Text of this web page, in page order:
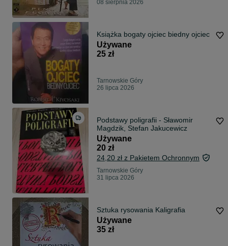
08 sierpnia 2026
Książka bogaty ojciec biedny ojciec
Używane
25 zł
Tarnowskie Góry
26 lipca 2026
Podstawy poligrafii - Sławomir
Magdzik, Stefan Jakucewicz
Używane
20 zł
24,20 zł z Pakietem Ochronnym
Tarnowskie Góry
31 lipca 2026
Sztuka rysowania Kaligrafia
Używane
35 zł